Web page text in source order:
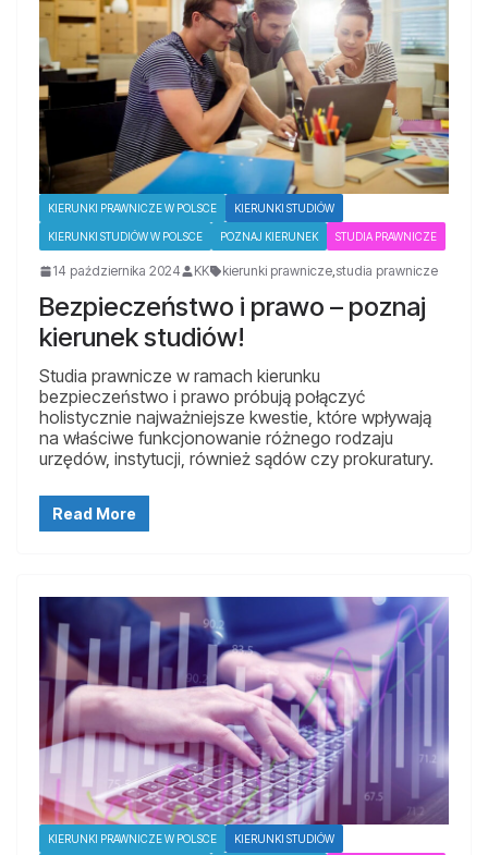
KIERUNKI PRAWNICZE W POLSCE KIERUNKI STUDIÓW
KIERUNKI STUDIÓW W POLSCE POZNAJ KIERUNEK STUDIA PRAWNICZE
14 października 2024 KK kierunki prawnicze studia prawnicze
Bezpieczeństwo i prawo – poznaj
kierunek studiów!
Studia prawnicze w ramach kierunku
bezpieczeństwo i prawo próbują połączyć
holistycznie najważniejsze kwestie, które wpływają
na właściwe funkcjonowanie różnego rodzaju
urzędów, instytucji, również sądów czy prokuratury.
Read More
KIERUNKI PRAWNICZE W POLSCE KIERUNKI STUDIÓW